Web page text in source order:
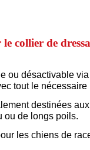
collier de
ou désactivable
tout le
destinées
ou de longs poils.
les chiens de